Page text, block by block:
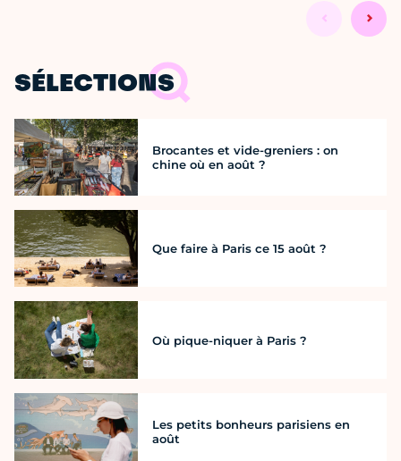
SÉLECTIONS
Brocantes et vide-greniers : on
chine où en août ?
Que faire à Paris ce 15 août ?
Où pique-niquer à Paris ?
Les petits bonheurs parisiens en
août